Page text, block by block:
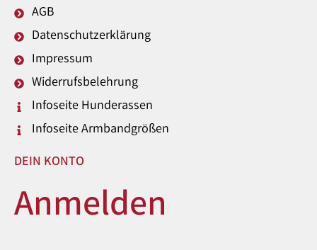
AGB
Datenschutzerklärung
Impressum
Widerrufsbelehrung
Infoseite Hunderassen
Infoseite Armbandgrößen
DEIN KONTO
Anmelden